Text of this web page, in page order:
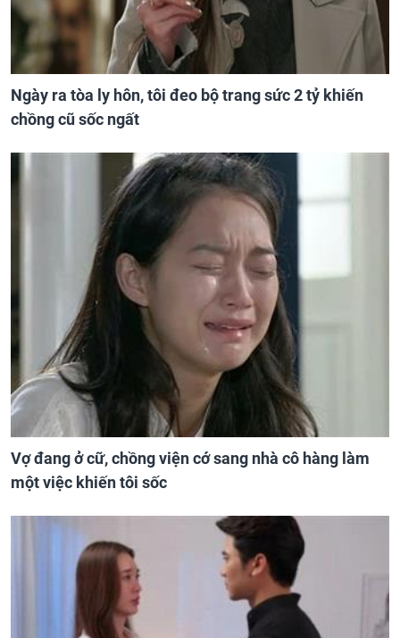
Ngày ra tòa ly hôn, tôi đeo bộ trang sức 2 tỷ khiến
chồng cũ sốc ngất
Vợ đang ở cữ, chồng viện cớ sang nhà cô hàng làm
một việc khiến tôi sốc